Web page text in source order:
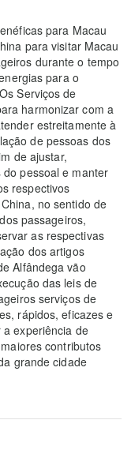
para Macau
para visitar Macau
durante o tempo
para o
Serviços de
harmonizar com a
estreitamente à
de pessoas dos
de ajustar,
pessoal e manter
respectivos
no sentido de
passageiros,
as respectivas
dos artigos
Alfândega vão
das leis de
serviços de
rápidos, eficazes e
experiência de
contributos
grande cidade